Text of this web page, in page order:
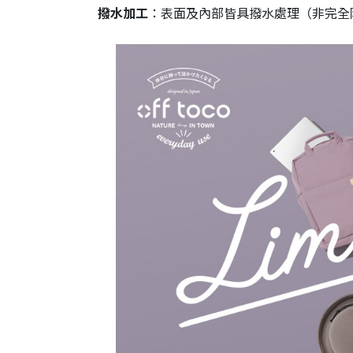
撥水加工 ：表面及內部皆具撥水處理（非完